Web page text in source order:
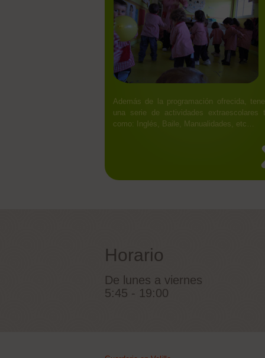
Además de la programación ofrecida,
una serie de actividades extraescolares
como: Inglés, Baile, Manualidades, etc…
Horario
De lunes a viernes
5:45 - 19:00